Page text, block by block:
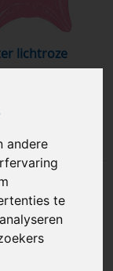
andere
te
lichtroze